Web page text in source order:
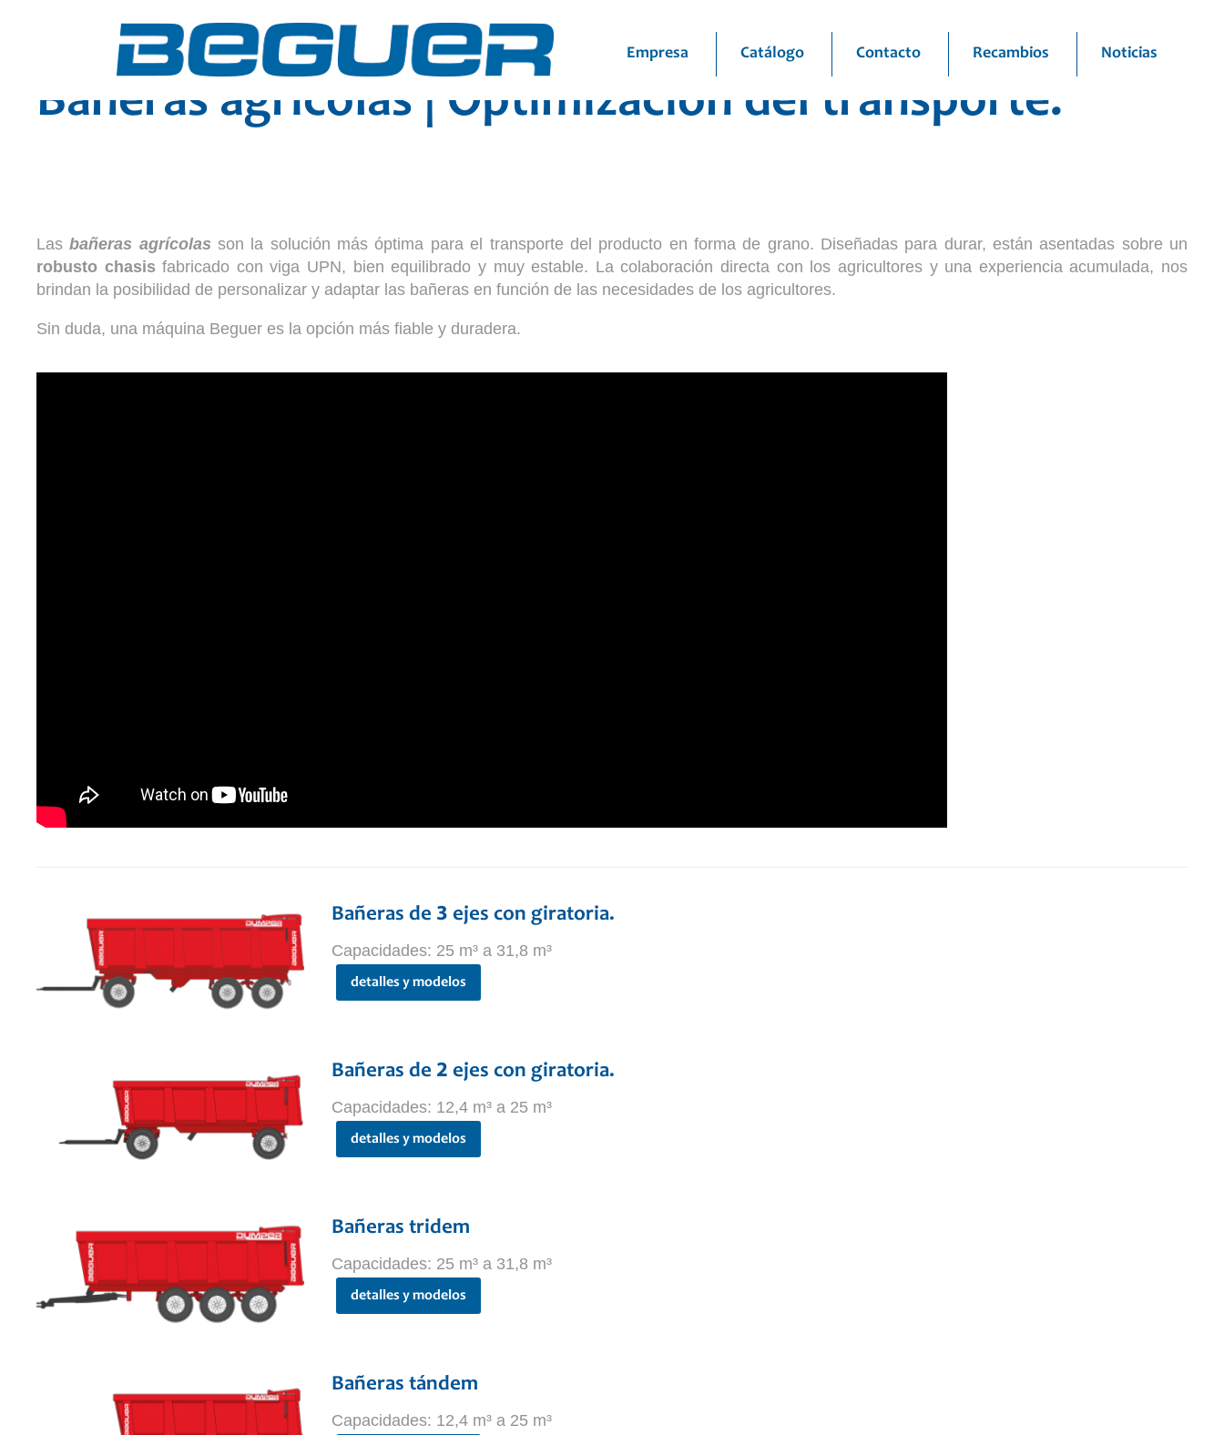
Contacta con nosotros: +34 974 311 312
Empresa Catálogo Contacto Recambios Noticias
Bañeras agrícolas | Optimización del transporte.
Lasbañeras agrícolas son la solución más óptima para el transporte del producto en forma de grano. Diseñadas para durar, están asentadas sobre un
robusto chasis fabricado con viga UPN, bien equilibrado y muy estable. La colaboración directa con los agricultores y una experiencia acumulada, nos
brindan la posibilidad de personalizar y adaptar las bañeras en función de las necesidades de los agricultores.
Sin duda, una máquina Beguer es la opción más fiable y duradera.
Bañeras de 3 ejes con giratoria.
Capacidades: 25 m³ a 31,8 m³
detalles y modelos
Bañeras de 2 ejes con giratoria.
Capacidades: 12,4 m³ a 25 m³
detalles y modelos
Bañeras tridem
Capacidades: 25 m³ a 31,8 m³
detalles y modelos
Bañeras tándem
Capacidades: 12,4 m³ a 25 m³